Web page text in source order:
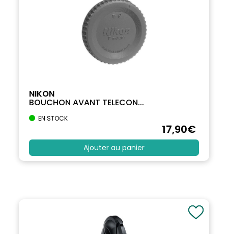
NIKON
BOUCHON AVANT TELECON...
EN STOCK
17,90€
Ajouter au panier